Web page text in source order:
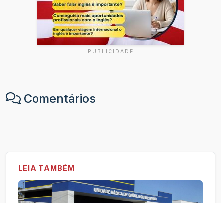
PUBLICIDADE
Comentários
LEIA TAMBÉM